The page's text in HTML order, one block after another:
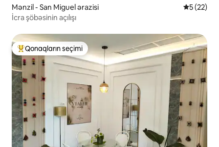
Mənzil - San Miguel ərazisi Ortalama
5 (22)
İcra şöbəsinin açılışı
Populyar "Qonaqların seçimi"
Qonaqların seçimi